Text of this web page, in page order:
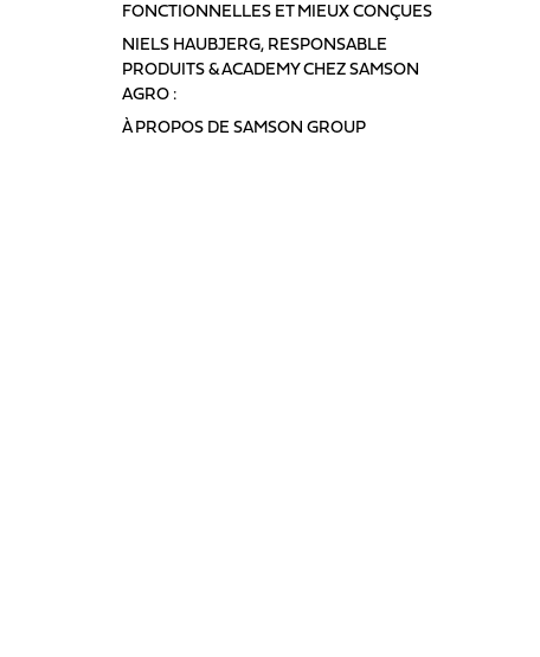
FONCTIONNELLES ET MIEUX CONÇUES
NIELS HAUBJERG, RESPONSABLE
PRODUITS & ACADEMY CHEZ SAMSON
AGRO :
À PROPOS DE SAMSON GROUP